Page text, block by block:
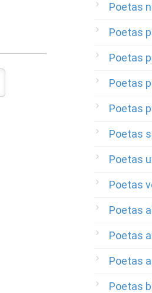
Poetas
Poetas
Poetas
Poetas
Poetas
Poetas
Poetas
Poetas
Poetas
Poetas
Poetas
Poetas